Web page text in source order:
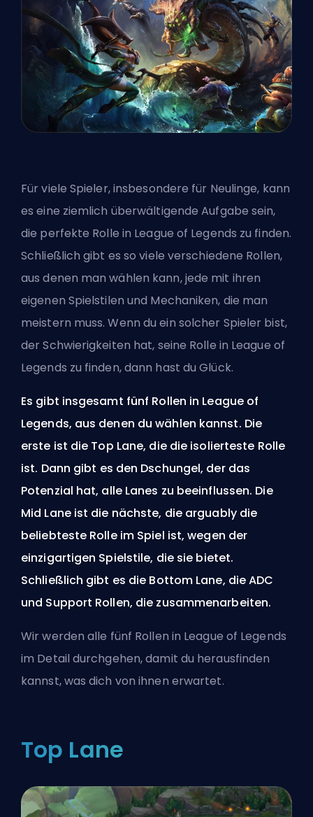
Für viele Spieler, insbesondere für Neulinge, kann
es eine ziemlich überwältigende Aufgabe sein,
die perfekte Rolle in League of Legends zu finden.
Schließlich gibt es so viele verschiedene Rollen,
aus denen man wählen kann, jede mit ihren
eigenen Spielstilen und Mechaniken, die man
meistern muss. Wenn du ein solcher Spieler bist,
der Schwierigkeiten hat, seine Rolle in League of
Legends zu finden, dann hast du Glück.
Es gibt insgesamt fünf Rollen in League of
Legends, aus denen du wählen kannst. Die
erste ist die Top Lane, die die isolierteste Rolle
ist. Dann gibt es den Dschungel, der das
Potenzial hat, alle Lanes zu beeinflussen. Die
Mid Lane ist die nächste, die arguably die
beliebteste Rolle im Spiel ist, wegen der
einzigartigen Spielstile, die sie bietet.
Schließlich gibt es die Bottom Lane, die ADC
und Support Rollen, die zusammenarbeiten.
Wir werden alle fünf Rollen in League of Legends
im Detail durchgehen, damit du herausfinden
kannst, was dich von ihnen erwartet.
Top Lane